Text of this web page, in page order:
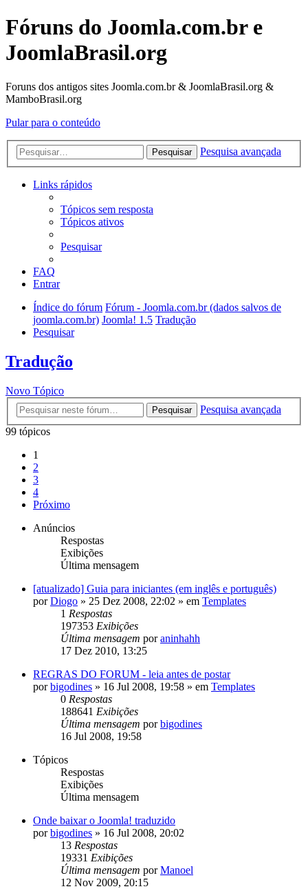
Fóruns do Joomla.com.br e
JoomlaBrasil.org
Foruns dos antigos sites Joomla.com.br & JoomlaBrasil.org &
MamboBrasil.org
Pular para o conteúdo
Pesquisar Pesquisa avançada
Links rápidos
Tópicos sem resposta
Tópicos ativos
Pesquisar
FAQ
Entrar
Índice do fórum Fórum - Joomla.com.br (dados salvos de
joomla.com.br) Joomla! 1.5 Tradução
Pesquisar
Tradução
Novo Tópico
Pesquisar
Pesquisa avançada
99 tópicos
1
2
3
4
Próximo
Anúncios
Respostas
Exibições
Última mensagem
[atualizado] Guia para iniciantes (em inglês e português)
porDiogo » 25 Dez 2008, 22:02 » em Templates
1 Respostas
197353 Exibições
Última mensagem poraninhahh
17 Dez 2010, 13:25
REGRAS DO FORUM - leia antes de postar
porbigodines » 16 Jul 2008, 19:58 » em Templates
0 Respostas
188641 Exibições
Última mensagem porbigodines
16 Jul 2008, 19:58
Tópicos
Respostas
Exibições
Última mensagem
Onde baixar o Joomla! traduzido
porbigodines » 16 Jul 2008, 20:02
13 Respostas
19331 Exibições
Última mensagem porManoel
12 Nov 2009, 20:15